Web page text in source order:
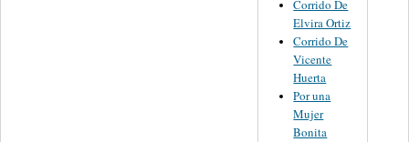
Corrido De
Elvira Ortiz
Corrido De
Vicente
Huerta
Por una
Mujer
Bonita